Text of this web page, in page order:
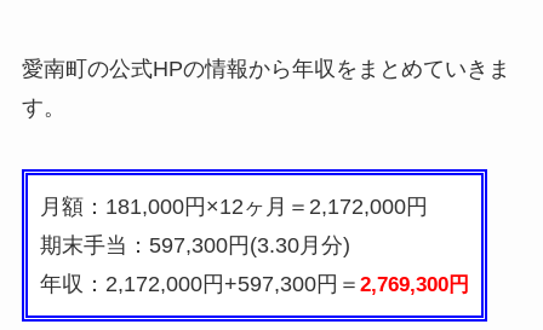
愛南町の公式HPの情報から年収をまとめていきま
す。
月額：181,000円×12ヶ月＝2,172,000円
期末手当：597,300円(3.30月分)
年収：2,172,000円+597,300円＝ 2,769,300円